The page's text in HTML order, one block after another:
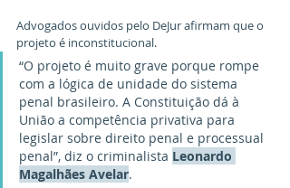
Advogados ouvidos pelo DeJur afirmam que o
projeto é inconstitucional.
“O projeto é muito grave porque rompe
com a lógica de unidade do sistema
penal brasileiro. A Constituição dá à
União a competência privativa para
legislar sobre direito penal e processual
penal”, diz o criminalista Leonardo
Magalhães Avelar.